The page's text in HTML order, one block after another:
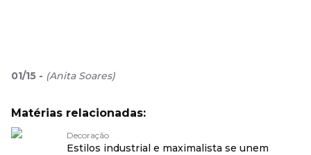
01/15 - (Anita Soares)
Matérias relacionadas:
Decoração
Estilos industrial e maximalista se unem